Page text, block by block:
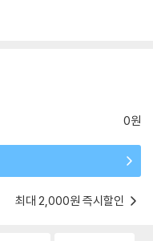
0원
최대 2,000원 즉시할인